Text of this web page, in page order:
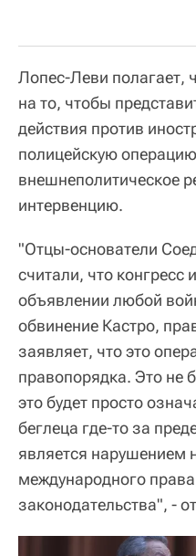
Лопес-Леви полагает,
на то, чтобы
действия против
полицейскую
внешнеполитическое
интервенцию.
"Отцы-основатели
считали, что конгресс
объявлении любой
обвинение Кастро,
заявляет, что это
правопорядка. Это не
это будет просто
беглеца где-то за
является нарушением
международного
законодательства", -